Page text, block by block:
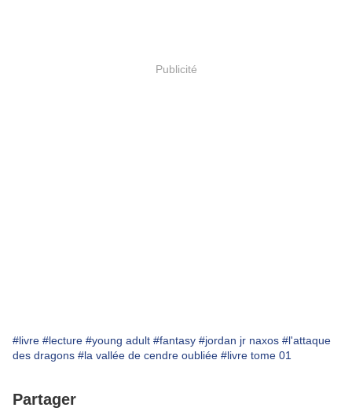
Publicité
#livre #lecture #young adult #fantasy #jordan jr naxos #l'attaque
des dragons #la vallée de cendre oubliée #livre tome 01
Partager